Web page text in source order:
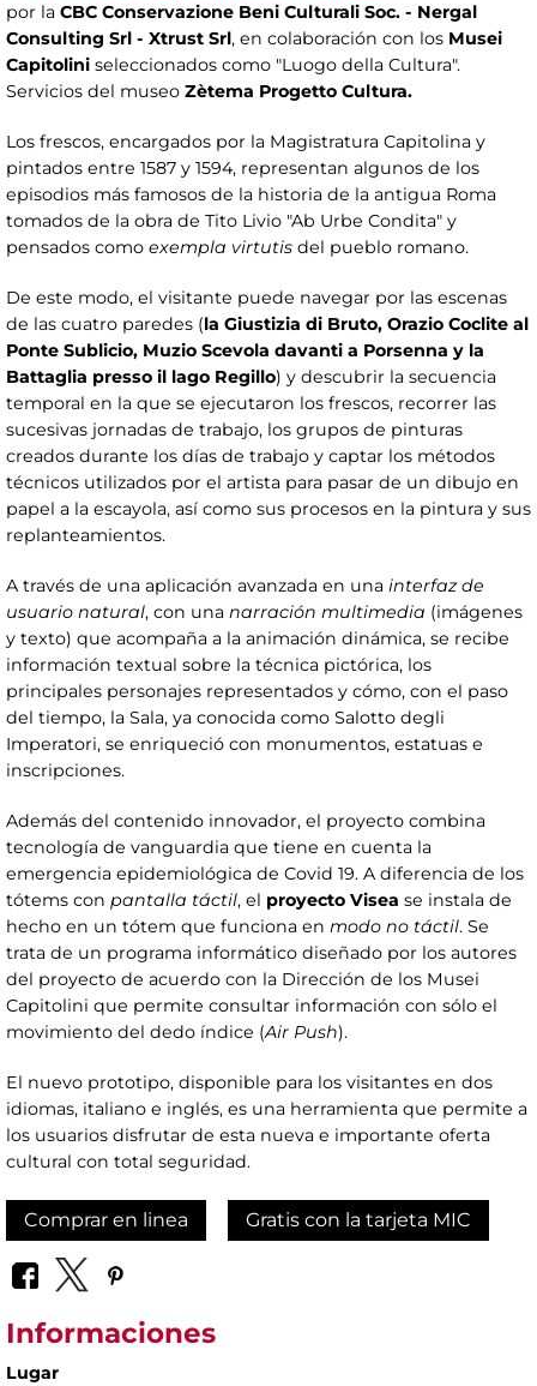
por la CBC Conservazione Beni Culturali Soc. - Nergal
Consulting Srl - Xtrust Srl, en colaboración con los Musei
Capitolini seleccionados como "Luogo della Cultura".
Servicios del museo Zètema Progetto Cultura.
Los frescos, encargados por la Magistratura Capitolina y
pintados entre 1587 y 1594, representan algunos de los
episodios más famosos de la historia de la antigua Roma
tomados de la obra de Tito Livio "Ab Urbe Condita" y
pensados como exempla virtutis del pueblo romano.
De este modo, el visitante puede navegar por las escenas
de las cuatro paredes (la Giustizia di Bruto, Orazio Coclite al
Ponte Sublicio, Muzio Scevola davanti a Porsenna y la
Battaglia presso il lago Regillo) y descubrir la secuencia
temporal en la que se ejecutaron los frescos, recorrer las
sucesivas jornadas de trabajo, los grupos de pinturas
creados durante los días de trabajo y captar los métodos
técnicos utilizados por el artista para pasar de un dibujo en
papel a la escayola, así como sus procesos en la pintura y sus
replanteamientos.
A través de una aplicación avanzada en una interfaz de
usuario natural, con una narración multimedia (imágenes
y texto) que acompaña a la animación dinámica, se recibe
información textual sobre la técnica pictórica, los
principales personajes representados y cómo, con el paso
del tiempo, la Sala, ya conocida como Salotto degli
Imperatori, se enriqueció con monumentos, estatuas e
inscripciones.
Además del contenido innovador, el proyecto combina
tecnología de vanguardia que tiene en cuenta la
emergencia epidemiológica de Covid 19. A diferencia de los
tótems con pantalla táctil, el proyecto Visea se instala de
hecho en un tótem que funciona en modo no táctil. Se
trata de un programa informático diseñado por los autores
del proyecto de acuerdo con la Dirección de los Musei
Capitolini que permite consultar información con sólo el
movimiento del dedo índice (Air Push).
El nuevo prototipo, disponible para los visitantes en dos
idiomas, italiano e inglés, es una herramienta que permite a
los usuarios disfrutar de esta nueva e importante oferta
cultural con total seguridad.
Comprar en linea Gratis con la tarjeta MIC
Informaciones
Lugar